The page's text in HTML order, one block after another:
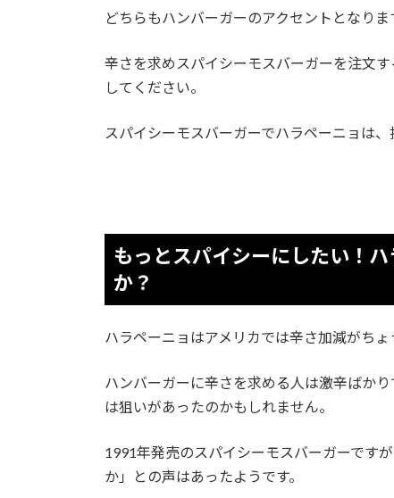
どちらもハンバーガーのアクセントとなり
辛さを求めスパイシーモスバーガーを注文
してください。
スパイシーモスバーガーでハラペーニョは、
もっとスパイシーにしたい！
か？
ハラペーニョはアメリカでは辛さ加減がち
ハンバーガーに辛さを求める人は激辛ばか
は狙いがあったのかもしれません。
1991年発売のスパイシーモスバーガーです
か」との声はあったようです。